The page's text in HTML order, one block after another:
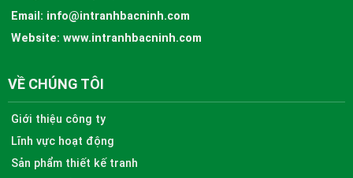
Email: info@intranhbacninh.com
Website: www.intranhbacninh.com
VỀ CHÚNG TÔI
Giới thiệu công ty
Lĩnh vực hoạt động
Sản phẩm thiết kế tranh